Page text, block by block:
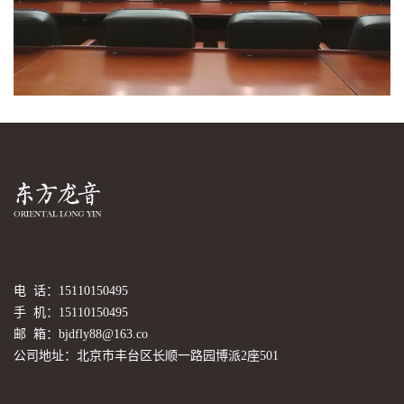
电 话：15110150495
手 机：15110150495
邮 箱：bjdfly88@163.co
公司地址：北京市丰台区长顺一路园博派2座501